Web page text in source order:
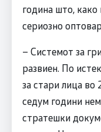
година што,
сериозно
– Системот за
развиен. По
за стари лица
седум години
стратешки